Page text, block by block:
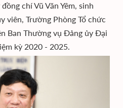
chí Vũ Văn Yêm, sinh
viên, Trường Phòng Tổ chức
Ban Thường vụ Đảng ủy Đại
kỳ 2020 - 2025.